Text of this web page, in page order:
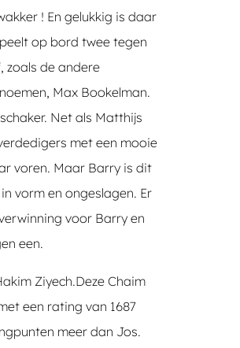
! En gelukkig is daar
op bord twee tegen
zoals de andere
Max Bookelman.
Net als Matthijs
met een mooie
voren. Maar Barry is dit
vorm en ongeslagen. Er
voor Barry en
een.
Ziyech.Deze Chaim
een rating van 1687
meer dan Jos.